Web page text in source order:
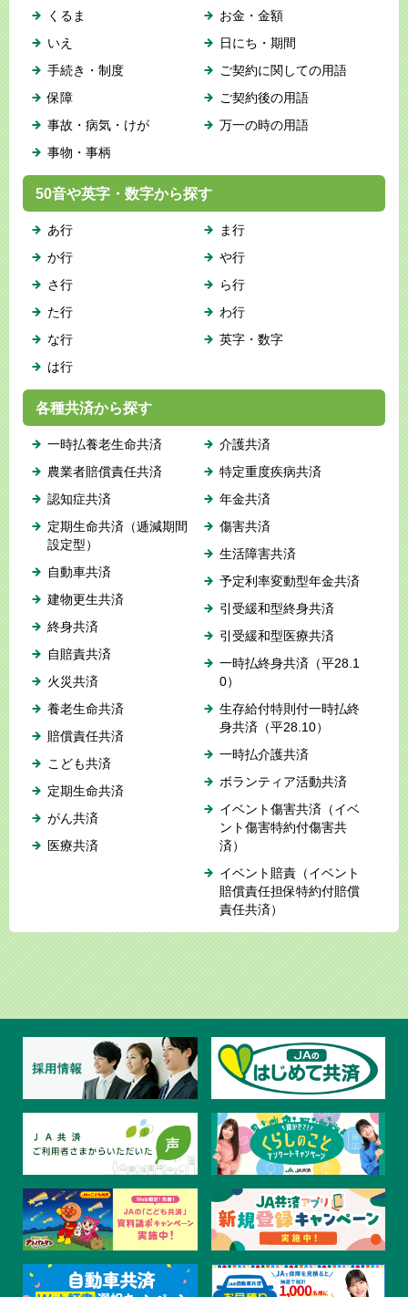
くるま
いえ
手続き・制度
保障
事故・病気・けが
事物・事柄
お金・金額
日にち・期間
ご契約に関しての用語
ご契約後の用語
万一の時の用語
50音や英字・数字から探す
あ行
か行
さ行
た行
な行
は行
ま行
や行
ら行
わ行
英字・数字
各種共済から探す
一時払養老生命共済
農業者賠償責任共済
認知症共済
定期生命共済（逓減期間
設定型）
自動車共済
建物更生共済
終身共済
自賠責共済
火災共済
養老生命共済
賠償責任共済
こども共済
定期生命共済
がん共済
医療共済
介護共済
特定重度疾病共済
年金共済
傷害共済
生活障害共済
予定利率変動型年金共済
引受緩和型終身共済
引受緩和型医療共済
一時払終身共済（平28.1
0）
生存給付特則付一時払終
身共済（平28.10）
一時払介護共済
ボランティア活動共済
イベント傷害共済（イベ
ント傷害特約付傷害共
済）
イベント賠責（イベント
賠償責任担保特約付賠償
責任共済）